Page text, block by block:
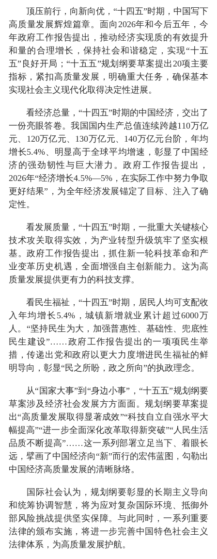
顶压前行，向新向优，“十四五”时期，中国写下
高质量发展辉煌篇章。面向2026年和今后五年，今
年政府工作报告提出，推动经济实现质的有效提升
和量的合理增长，保持社会和谐稳定，实现“十五
五”良好开局；“十五五”规划纲要草案提出20项主要
指标，紧扣高质量发展，明确重大任务，确保基本
实现社会主义现代化取得决定性进展。
看经济总量，“十四五”时期的中国经济，交出了
一份亮眼答卷。我国国内生产总值连续跨越110万亿
元、120万亿元、130万亿元、140万亿元台阶，年均
增长5.4%、明显高于全球平均增速，彰显了中国经
济的强劲韧性与巨大潜力。政府工作报告提出，
2026年“经济增长4.5%—5%，在实际工作中努力争取
更好结果”，为全年经济发展锚定了目标、注入了确
定性。
看发展质量，“十四五”时期，一批重大关键核心
技术攻关取得实效，为产业转型升级筑牢了坚实根
基。政府工作报告提出，抓住新一轮科技革命和产
业变革历史机遇，全面增强自主创新能力。这为高
质量发展提供更有力的科技支撑。
看民生福祉，“十四五”时期，居民人均可支配收
入年均增长5.4%，城镇新增就业累计超过6000万
人。“坚持民生为大，加强普惠性、基础性、兜底性
民生建设”……政府工作报告提出的一项项民生举
措，传递出党和政府以更大力度增进民生福祉的鲜
明导向，彰显“民之所盼，政之所向”的执政理念。
从“国家大事”到“身边小事”，“十五五”规划纲要
草案涉及经济社会发展方方面面。规划纲要草案提
出“高质量发展取得显著成效”“科技自立自强水平大
幅提高”“进一步全面深化改革取得新突破”“人民生活
品质不断提高”……这一系列部署立足当下、着眼长
远，擘画了中国经济向“新”而行的宏伟蓝图，勾勒出
中国经济高质量发展的清晰脉络。
国际社会认为，规划纲要彰显的长期主义导向
和统筹协调智慧，将为应对复杂国际环境、抵御外
部风险挑战提供坚实保障。与此同时，一系列重要
法律的颁布实施，将进一步完善中国特色社会主义
法律体系，为高质量发展护航。